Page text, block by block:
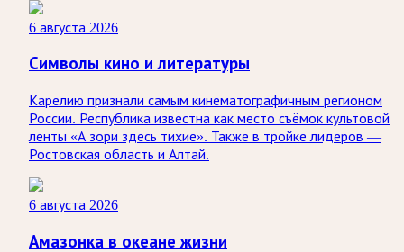
6 августа 2026
Символы кино и литературы
Карелию признали самым кинематографичным регионом
России. Республика известна как место съёмок культовой
ленты «А зори здесь тихие». Также в тройке лидеров —
Ростовская область и Алтай.
6 августа 2026
Амазонка в океане жизни